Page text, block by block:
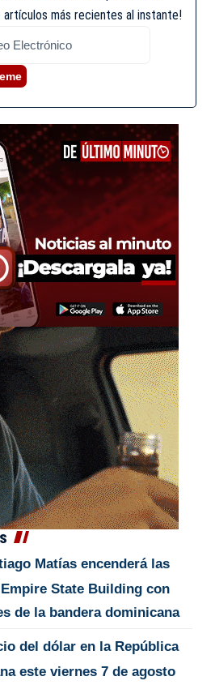
artículos más recientes al instante!
Matías encenderá las
Empire State Building con
de la bandera dominicana
del dólar en la República
este viernes 7 de agosto